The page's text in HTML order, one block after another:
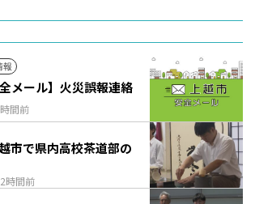
報
間前
メール】火災誤報連絡
時間前
市で県内高校茶道部の